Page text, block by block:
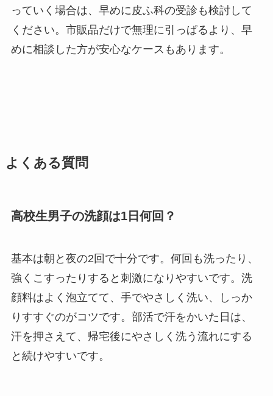
っていく場合は、早めに皮ふ科の受診も検討して
ください。市販品だけで無理に引っぱるより、早
めに相談した方が安心なケースもあります。
よくある質問
高校生男子の洗顔は1日何回？
基本は朝と夜の2回で十分です。何回も洗ったり、
強くこすったりすると刺激になりやすいです。洗
顔料はよく泡立てて、手でやさしく洗い、しっか
りすすぐのがコツです。部活で汗をかいた日は、
汗を押さえて、帰宅後にやさしく洗う流れにする
と続けやすいです。